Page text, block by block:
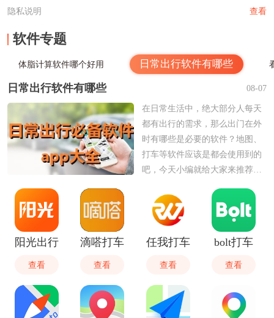
隐私说明 查看
软件专题
体脂计算软件哪个好用 日常出行软件有哪些
日常出行软件有哪些 08-07
在日常生活中，绝大部分人每天
都有出行的需求，那么出门在外
时有哪些是必要的软件？地图、
打车等软件应该是都会使用到的
吧，今天小编就给大家来推荐一
件，看看有没有需要使用的吧。
阳光出行
查看
滴嗒打车
查看
任我打车
查看
bolt打车
查看